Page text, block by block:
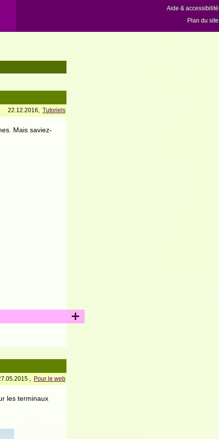
Aide & accessibilité
Plan du site
22.12.2016, Tutoriels
Mais saviez-
+
, Pour le web
les terminaux